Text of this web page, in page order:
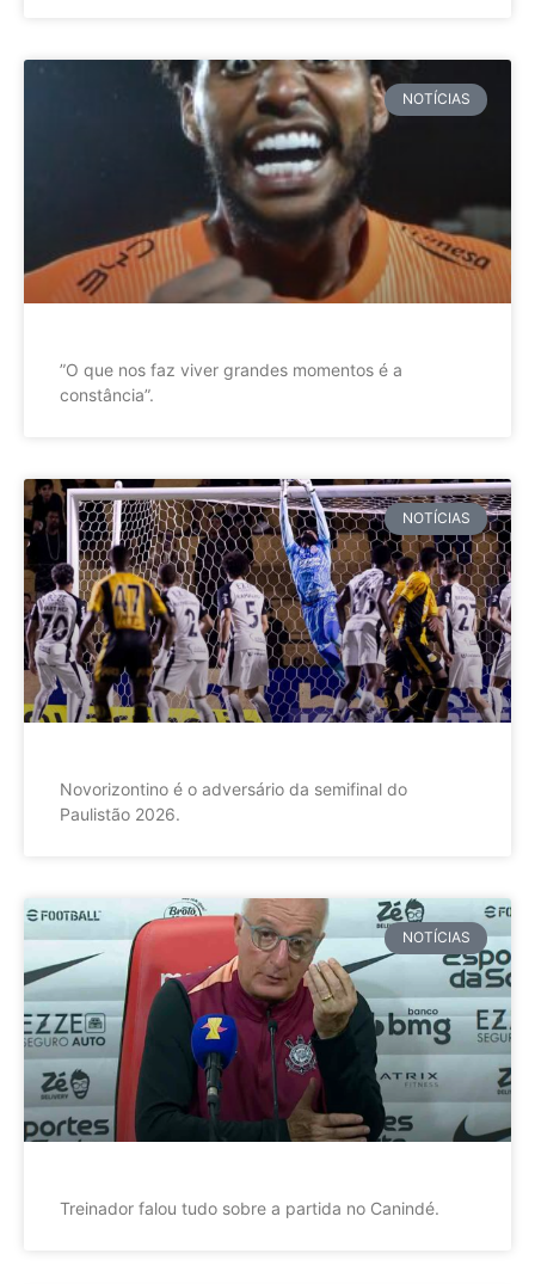
NOTÍCIAS
”O que nos faz viver grandes momentos é a
constância”.
NOTÍCIAS
Novorizontino é o adversário da semifinal do
Paulistão 2026.
NOTÍCIAS
Treinador falou tudo sobre a partida no Canindé.